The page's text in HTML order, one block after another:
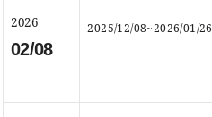
2026
02/08
2025/12/08~2026/01/26